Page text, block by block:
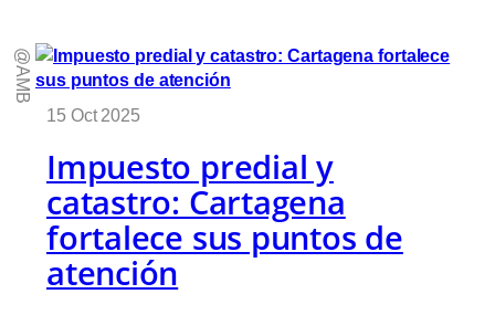
@AMB
15 Oct 2025
Impuesto predial y
catastro: Cartagena
fortalece sus puntos de
atención